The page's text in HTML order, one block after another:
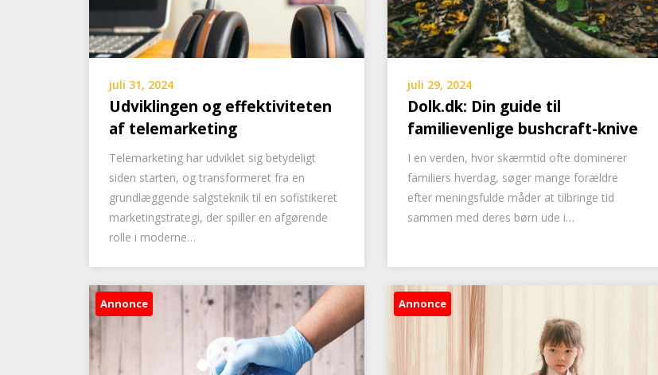
juli 31, 2024
Udviklingen og effektiviteten
af ​​telemarketing
Telemarketing har udviklet sig betydeligt
siden starten, og transformeret fra en
grundlæggende salgsteknik til en sofistikeret
marketingstrategi, der spiller en afgørende
rolle i moderne…
juli 29, 2024
Dolk.dk: Din guide til
familievenlige bushcraft-knive
I en verden, hvor skærmtid ofte dominerer
familiers hverdag, søger mange forældre
efter meningsfulde måder at tilbringe tid
sammen med deres børn ude i…
Annonce Annonce